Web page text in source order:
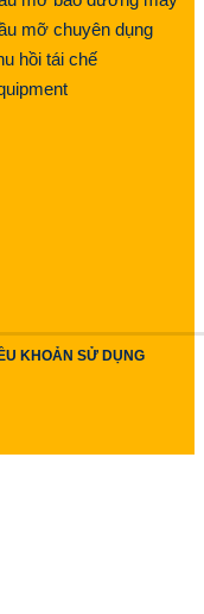
mỡ chuyên dụng
hồi tái chế
KHOẢN SỬ DỤNG